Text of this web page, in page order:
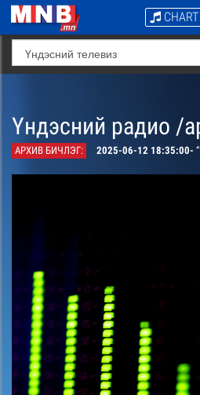
CHART
Үндэсний радио /
АРХИВ БИЧЛЭГ: 2025-06-12 18:35:00-